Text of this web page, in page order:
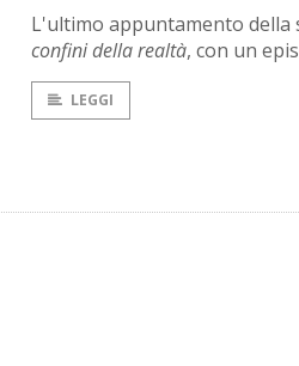
L'ultimo appuntamento della
confini della realtà, con un
LEGGI